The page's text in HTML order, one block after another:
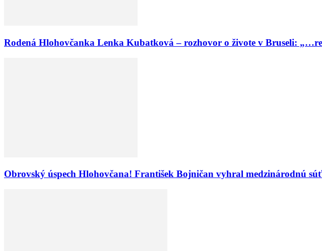
Rodená Hlohovčanka Lenka Kubatková – rozhovor o živote v Bruseli:
Obrovský úspech Hlohovčana! František Bojničan vyhral medzinárodnú